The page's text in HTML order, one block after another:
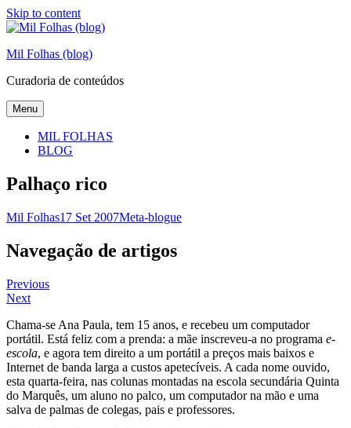
Skip to content
Mil Folhas (blog)
Curadoria de conteúdos
Menu
MIL FOLHAS
BLOG
Palhaço rico
Mil Folhas17 Set 2007Meta-blogue
Navegação de artigos
Previous
Next
Chama-se Ana Paula, tem 15 anos, e recebeu um computador
portátil. Está feliz com a prenda: a mãe inscreveu-a no programa e-
escola, e agora tem direito a um portátil a preços mais baixos e
Internet de banda larga a custos apetecíveis. A cada nome ouvido,
esta quarta-feira, nas colunas montadas na escola secundária Quinta
do Marquês, um aluno no palco, um computador na mão e uma
salva de palmas de colegas, pais e professores.